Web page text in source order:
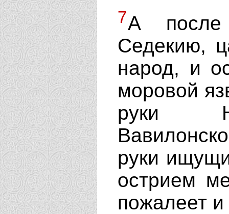
7А после
Седекию,
народ, и
моровой
руки
руки
острием
пожалеет